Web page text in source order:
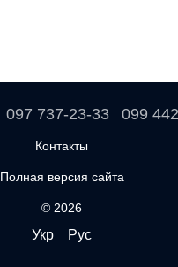
097 737-23-33 099
Контакты
Полная версия сайта
© 2026
Укр Рус